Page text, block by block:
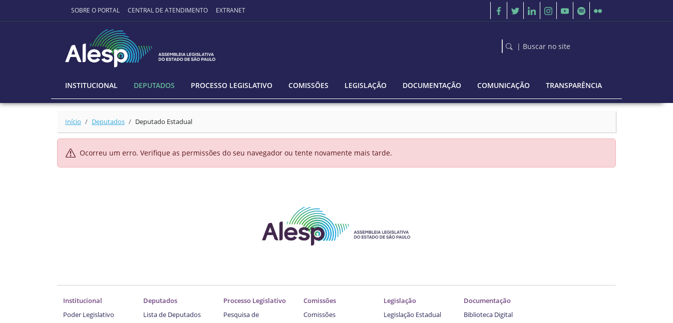
Ir para o conteúdo principal
SOBRE O PORTAL CENTRAL DE ATENDIMENTO EXTRANET
| Buscar no site
INSTITUCIONAL DEPUTADOS PROCESSO LEGISLATIVO COMISSÕES LEGISLAÇÃO DOCUMENTAÇÃO COMUNICAÇÃO TRANSPARÊNCIA
Início Deputados Deputado Estadual
Ocorreu um erro. Verifique as permissões do seu navegador ou tente novamente mais tarde.
Institucional
Poder Legislativo
Deputados
Lista de Deputados
Processo Legislativo
Pesquisa de
Comissões
Comissões
Legislação
Legislação Estadual
Documentação
Biblioteca Digital